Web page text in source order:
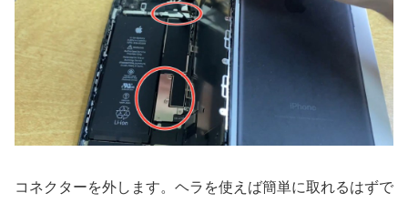
コネクターを外します。ヘラを使えば簡単に取れるはずで